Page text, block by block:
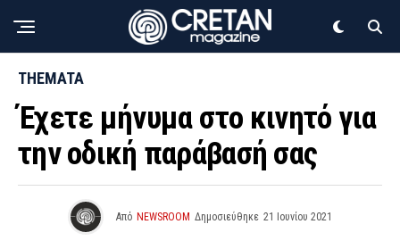
THEMATA
Έχετε μήνυμα στο κινητό για
την οδική παράβασή σας
Από NEWSROOM Δημοσιεύθηκε 21 Ιουνίου 2021